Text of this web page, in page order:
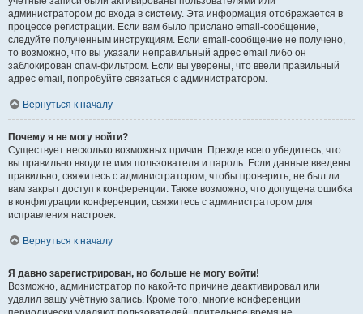
администратором до входа в систему. Эта информация отображается в
процессе регистрации. Если вам было прислано email-сообщение,
следуйте полученным инструкциям. Если email-сообщение не получено,
то возможно, что вы указали неправильный адрес email либо он
заблокирован спам-фильтром. Если вы уверены, что ввели правильный
адрес email, попробуйте связаться с администратором.
Вернуться к началу
Почему я не могу войти?
Существует несколько возможных причин. Прежде всего убедитесь, что
вы правильно вводите имя пользователя и пароль. Если данные введены
правильно, свяжитесь с администратором, чтобы проверить, не был ли
вам закрыт доступ к конференции. Также возможно, что допущена ошибка
в конфигурации конференции, свяжитесь с администратором для
исправления настроек.
Вернуться к началу
Я давно зарегистрирован, но больше не могу войти!
Возможно, администратор по какой-то причине деактивировал или
удалил вашу учётную запись. Кроме того, многие конференции